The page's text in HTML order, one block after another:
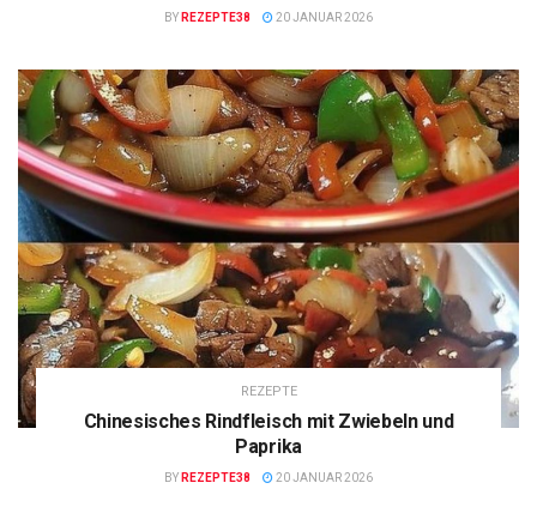
BY REZEPTE38 20 JANUAR 2026
REZEPTE
Chinesisches Rindfleisch mit Zwiebeln und
Paprika
BY REZEPTE38 20 JANUAR 2026